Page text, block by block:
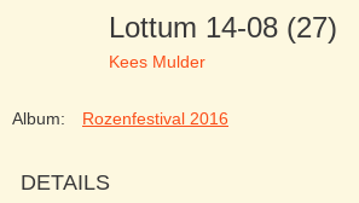
Lottum 14-08 (27)
Kees Mulder
Album: Rozenfestival 2016
DETAILS